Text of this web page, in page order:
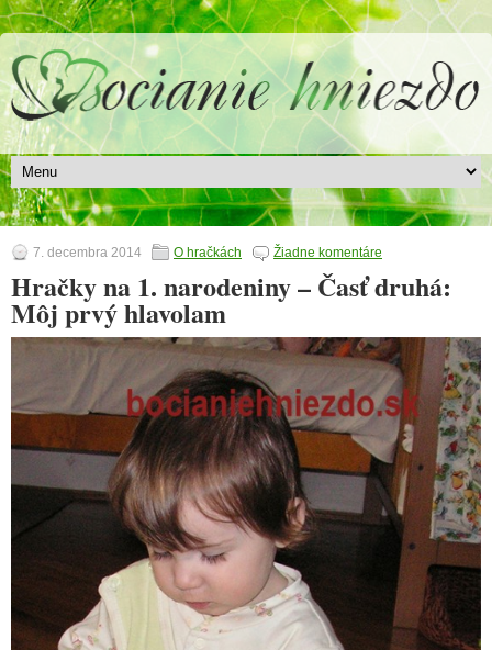
7. decembra 2014 O hračkách Žiadne komentáre
Hračky na 1. narodeniny – Časť druhá:
Môj prvý hlavolam